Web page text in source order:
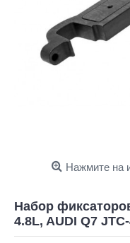
Нажмите на
Набор
4.8L, AUDI Q7